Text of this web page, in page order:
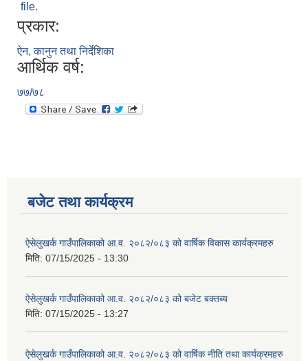
file.
प्रकार:
ऐन, कानुन तथा निर्देशिका
आर्थिक वर्ष:
७७/७८
बजेट तथा कार्यक्रम
ऐसेलुखर्क गाउँपालिकाको आ.व. २०८२/०८३ को वार्षिक विकास कार्यक्रमहरु
मिति: 07/15/2025 - 13:30
ऐसेलुखर्क गाउँपालिकाको आ.व. २०८२/०८३ को बजेट बक्तब्य
मिति: 07/15/2025 - 13:27
ऐसेलुखर्क गाउँपालिकाको आ.व. २०८२/०८३ को वार्षिक नीति तथा कार्यक्रमहरु